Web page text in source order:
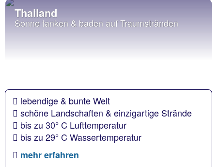
Thailand
Sonne tanken & baden auf Traumstränden
lebendige & bunte Welt
schöne Landschaften & einzigartige Strände
bis zu 30° C Lufttemperatur
bis zu 29° C Wassertemperatur
mehr erfahren